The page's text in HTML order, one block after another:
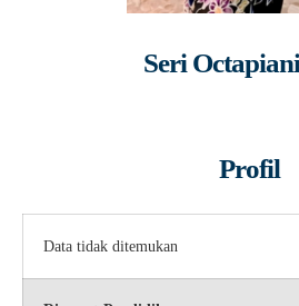
Seri
Profil
Data tidak ditemukan